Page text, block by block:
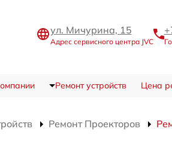
ул. Мичурина, 15
Адрес сервисного центра JVC
Ремонт устройств Цена
Ремонт Проекторов